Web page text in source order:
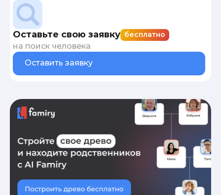
Оставьте свою заявку бесплатно
на поиск человека
Оставить заявку